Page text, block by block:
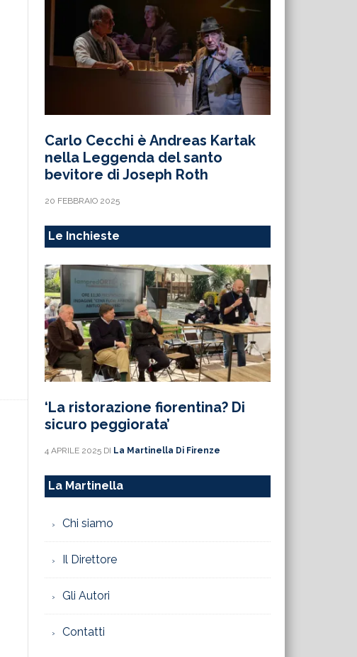
Carlo Cecchi è Andreas Kartak
nella Leggenda del santo
bevitore di Joseph Roth
20 FEBBRAIO 2025
Le Inchieste
‘La ristorazione fiorentina? Di
sicuro peggiorata’
4 APRILE 2025 DI La Martinella Di Firenze
La Martinella
Chi siamo
Il Direttore
Gli Autori
Contatti